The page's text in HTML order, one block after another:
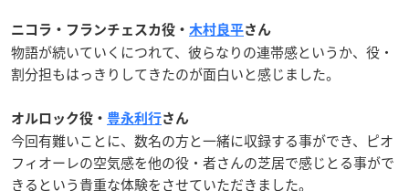
ニコラ・フランチェスカ役・ 木村良平さん
物語が続いていくにつれて、彼らなりの連帯感というか、役・
割分担もはっきりしてきたのが面白いと感じました。
オルロック役・ 豊永利行さん
今回有難いことに、数名の方と一緒に収録する事ができ、ピオ
フィオーレの空気感を他の役・者さんの芝居で感じとる事がで
きるという貴重な体験をさせていただきました。